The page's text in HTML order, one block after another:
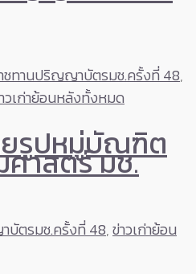
ชทานปริญญาบัตรมช.ครั้งที่ 48,
วเก่าย้อนหลังทั้งหมด
ยรูปหมู่บัณฑิต
าสตร์ มช.
บัตรมช.ครั้งที่ 48,ข่าวเก่าย้อน